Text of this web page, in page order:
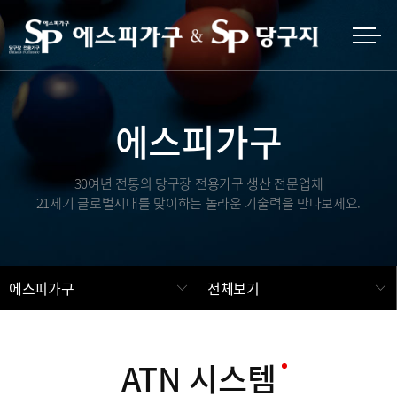
에스피가구
30여년 전통의 당구장 전용가구 생산 전문업체
21세기 글로벌시대를 맞이하는 놀라운 기술력을 만나보세요.
에스피가구 전체보기
ATN 시스템